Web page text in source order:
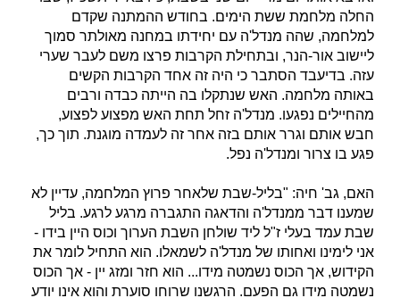
החלה מלחמת ששת הימים. בחודש ההמתנה שקדם
למלחמה, שהה מנדל'ה עם יחידתו במחנה מאולתר סמוך
ליישוב אור-הנר, ובתחילת הקרבות פרצו משם לעבר שערי
עזה. בדיעבד הסתבר כי היה זה אחד הקרבות הקשים
באותה מלחמה. האש שנתקלו בה הייתה כבדה ורבים
מהחיילים נפגעו. מנדל'ה זחל תחת האש מפצוע לפצוע,
חבש אותם וגרר אותם בזה אחר זה לעמדה מוגנת. תוך כך,
פגע בו צרור ומנדל'ה נפל.
האם, גב' חיה: "בליל-שבת שלאחר פרוץ המלחמה, עדיין לא
שמענו דבר ממנדל'ה והדאגה התגברה מרגע לרגע. בליל
שבת עמד בעלי ז"ל ליד שולחן השבת הערוך וכוס היין בידו -
אני לימינו ואחותו של מנדל'ה לשמאלו. הוא התחיל לומר את
הקידוש, אך הכוס נשמטה מידו... הוא חזר ומזג יין - אך הכוס
נשמטה מידו גם הפעם. הרגשנו שרוחו סוערת והוא אינו יודע